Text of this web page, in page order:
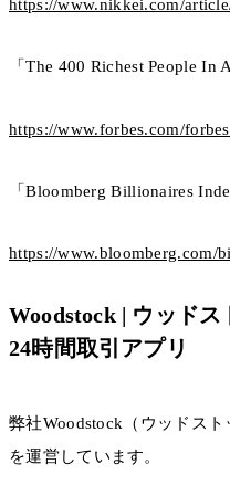
https://www.nikkei.com/
「The 400 Richest People In
https://www.forbes.com/
「Bloomberg Billionaires
https://www.bloomberg.com/
Woodstock | ウッドス
24時間取引アプリ
弊社Woodstock（ウッドス
を運営しています。